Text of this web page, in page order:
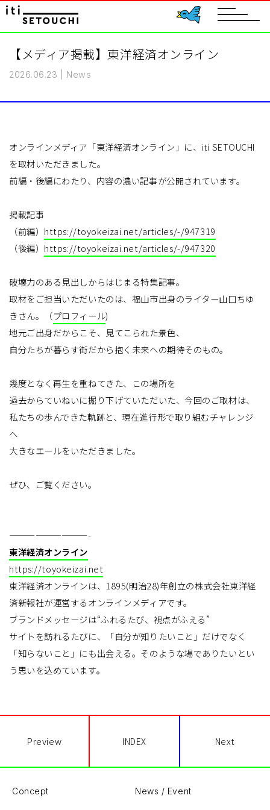
toggle
【メディア掲載】東洋経済オンライン
2026.06.23 News
オンラインメディア「東洋経済オンライン」に、iti SETOUCHI
を取材いただきました。
前編・後編にわたり、内容の濃い記事が公開されています。
掲載記事
（前編） https://toyokeizai.net/articles/-/947319
（後編） https://toyokeizai.net/articles/-/947320
破壊力のある見出しからはじまる特集記事。
取材をご担当いただいたのは、福山市出身のライター山口ちゆ
きさん。（プロフィール)
地元ご出身だからこそ、見てこられた景色、
自分たちが暮らす街だから抱く未来への期待そのもの。
幾度となく再生を重ねてきた、この場所を
過去からていねいに掘り下げていただいた、今回のご取材は、
私たちの歩んできた軌跡と、現在進行形で取り組むチャレンジ
へ
大きなエールをいただきました。
ぜひ、ご覧ください。
—————————-
東洋経済オンライン
https://toyokeizai.net
東洋経済オンラインは、1895(明治28)年創立の株式会社東洋経
済新報社が運営するオンラインメディアです。
ブランドメッセージは“ふれるたび、視点がふえる”
サイトを訪れるたびに、「自分が知りたいこと」だけでなく
「知らないこと」にも出会える。そのような場でありたいとい
う思いを込めています。
Preview INDEX Next
Concept News / Event